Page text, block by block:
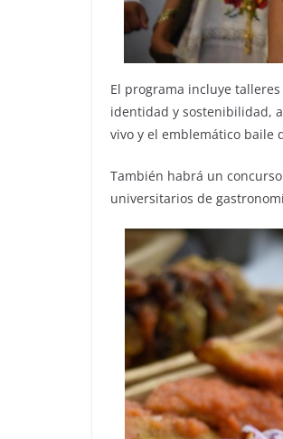
El programa incluye
identidad y sostenibilidad,
vivo y el emblemático baile
También habrá un
universitarios de